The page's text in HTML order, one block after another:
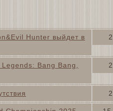
Hunter выйдет в
Bang Bang,